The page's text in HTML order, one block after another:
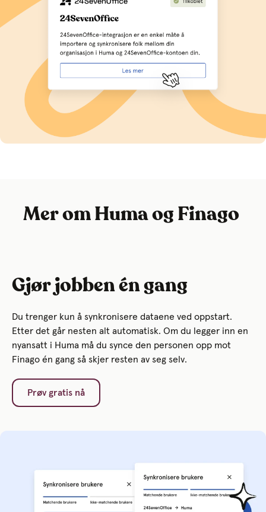
Mer om Huma og Finago
Gjør jobben én gang
Du trenger kun å synkronisere dataene ved oppstart.
Etter det går nesten alt automatisk. Om du legger inn en
nyansatt i Huma må du synce den personen opp mot
Finago én gang så skjer resten av seg selv.
Prøv gratis nå